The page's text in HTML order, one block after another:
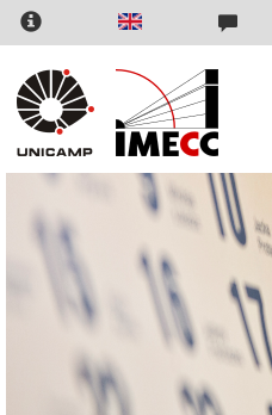
Pular
para
conteúdo
principal